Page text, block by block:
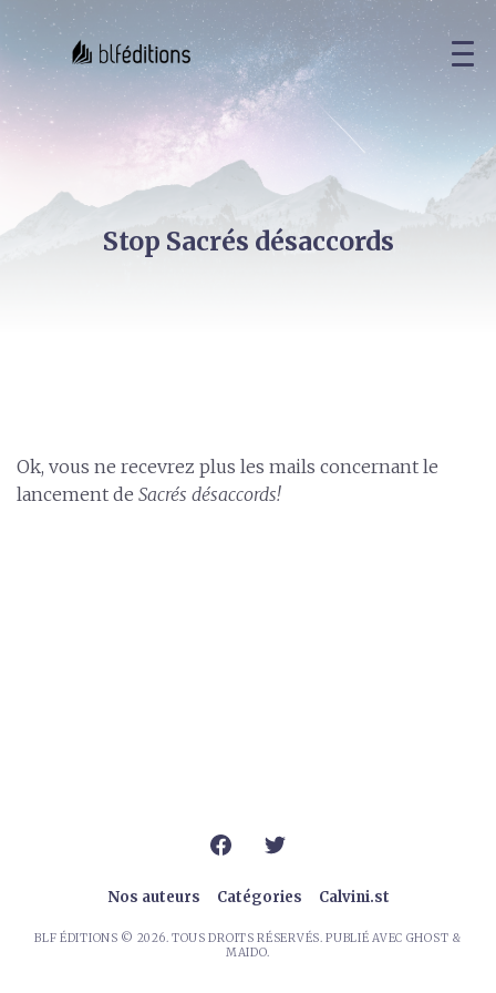
Stop Sacrés désaccords
Ok, vous ne recevrez plus les mails concernant le
lancement de Sacrés désaccords!
Nos auteurs Catégories Calvini.st
BLF ÉDITIONS © 2026. TOUS DROITS RÉSERVÉS. PUBLIÉ AVEC GHOST &
MAIDO.